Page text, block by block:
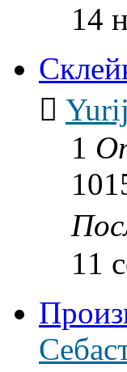
14
1
11